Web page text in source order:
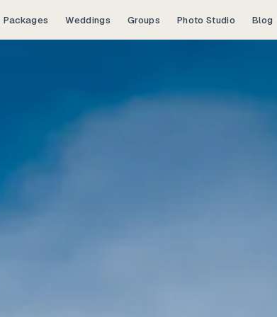
Packages Weddings Groups Photo Studio Blog